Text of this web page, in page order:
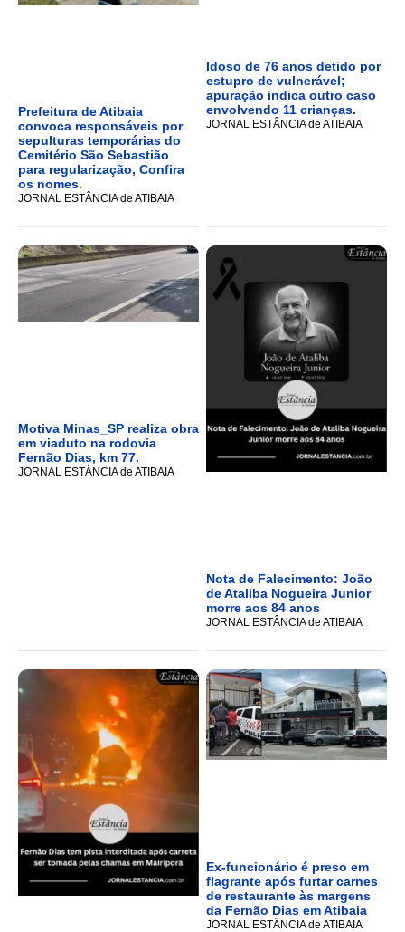
Prefeitura de Atibaia
convoca responsáveis por
sepulturas temporárias do
Cemitério São Sebastião
para regularização, Confira
os nomes.
JORNAL ESTÂNCIA de ATIBAIA
Idoso de 76 anos detido por
estupro de vulnerável;
apuração indica outro caso
envolvendo 11 crianças.
JORNAL ESTÂNCIA de ATIBAIA
Motiva Minas_SP realiza obra
em viaduto na rodovia
Fernão Dias, km 77.
JORNAL ESTÂNCIA de ATIBAIA
Nota de Falecimento: João
de Ataliba Nogueira Junior
morre aos 84 anos
JORNAL ESTÂNCIA de ATIBAIA
Ex-funcionário é preso em
flagrante após furtar carnes
de restaurante às margens
da Fernão Dias em Atibaia
JORNAL ESTÂNCIA de ATIBAIA